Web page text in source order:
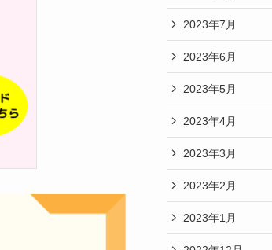
2023年7月
2023年6月
2023年5月
2023年4月
2023年3月
2023年2月
2023年1月